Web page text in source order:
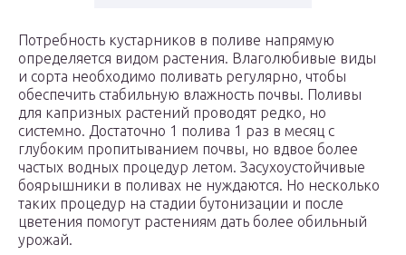
Потребность кустарников в поливе напрямую
определяется видом растения. Влаголюбивые виды
и сорта необходимо поливать регулярно, чтобы
обеспечить стабильную влажность почвы. Поливы
для капризных растений проводят редко, но
системно. Достаточно 1 полива 1 раз в месяц с
глубоким пропитыванием почвы, но вдвое более
частых водных процедур летом. Засухоустойчивые
боярышники в поливах не нуждаются. Но несколько
таких процедур на стадии бутонизации и после
цветения помогут растениям дать более обильный
урожай.